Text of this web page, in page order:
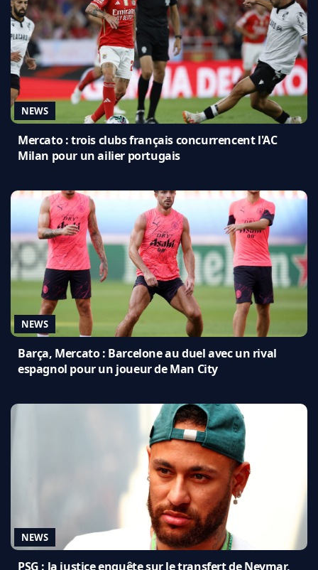
NEWS
Mercato : trois clubs français concurrencent l'AC
Milan pour un ailier portugais
NEWS
Barça, Mercato : Barcelone au duel avec un rival
espagnol pour un joueur de Man City
NEWS
PSG : la justice enquête sur le transfert de Neymar,